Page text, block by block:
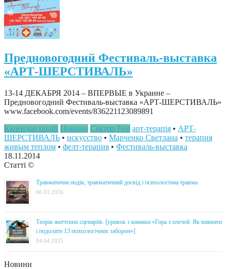
Предновогодний Фестиваль-выставка
«АРТ-ШЕРСТИВАЛЬ»
13-14 ДЕКАБРЯ 2014 – ВПЕРВЫЕ в Украине –
Предновогодний Фестиваль-выставка «АРТ-ШЕРСТИВАЛЬ»
www.facebook.com/events/836221123089891
Календар подій Новини Сектор Fest арт-терапія • АРТ-
ШЕРСТИВАЛЬ • искусство • Марченко Светлана • терапия
живым теплом • фелт-терапия • Фестиваль-выставка
18.11.2014
Статті ©
Травматична подія, травматичний досвід і психологічна травма
06.03.2026
Теорія життєвих сценаріїв. [уривок з книжки «Гора з плечей. Як виявити
і подолати 13 психологічних заборон»]
04.04.2025
Новини